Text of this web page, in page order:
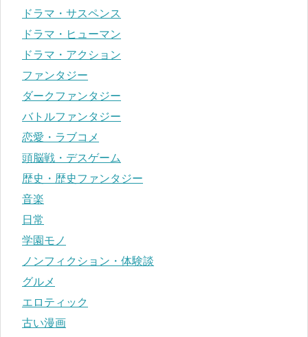
ドラマ・サスペンス
ドラマ・ヒューマン
ドラマ・アクション
ファンタジー
ダークファンタジー
バトルファンタジー
恋愛・ラブコメ
頭脳戦・デスゲーム
歴史・歴史ファンタジー
音楽
日常
学園モノ
ノンフィクション・体験談
グルメ
エロティック
古い漫画